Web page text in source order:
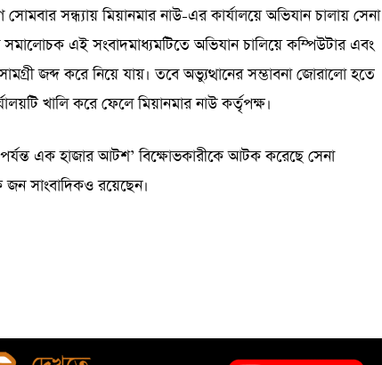
সন্ধ্যায় মিয়ানমার নাউ-এর কার্যালয়ে অভিযান চালায় সেনা
সমালোচক এই সংবাদমাধ্যমটিতে অভিযান চালিয়ে কম্পিউটার এবং
জব্দ করে নিয়ে যায়। তবে অভ্যুত্থানের সম্ভাবনা জোরালো হতে
খালি করে ফেলে মিয়ানমার নাউ কর্তৃপক্ষ।
পর্যন্ত এক হাজার আটশ’ বিক্ষোভকারীকে আটক করেছে সেনা
সাংবাদিকও রয়েছেন।